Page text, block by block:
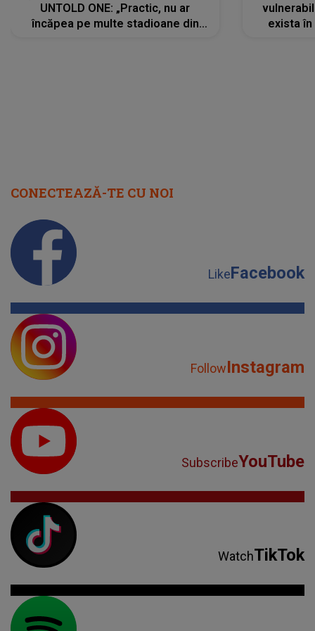
UNTOLD ONE: „Practic, nu ar
încăpea pe multe stadioane din
exista
CONECTEAZĂ-TE CU NOI
LikeFacebook
FollowInstagram
SubscribeYouTube
WatchTikTok